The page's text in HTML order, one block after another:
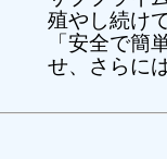
殖やし続け
「安全で簡
せ、さらに